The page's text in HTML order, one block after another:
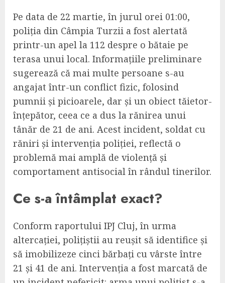
Pe data de 22 martie, în jurul orei 01:00,
poliția din Câmpia Turzii a fost alertată
printr-un apel la 112 despre o bătaie pe
terasa unui local. Informațiile preliminare
sugerează că mai multe persoane s-au
angajat într-un conflict fizic, folosind
pumnii și picioarele, dar și un obiect tăietor-
înțepător, ceea ce a dus la rănirea unui
tânăr de 21 de ani. Acest incident, soldat cu
răniri și intervenția poliției, reflectă o
problemă mai amplă de violență și
comportament antisocial în rândul tinerilor.
Ce s-a întâmplat exact?
Conform raportului IPJ Cluj, în urma
altercației, polițiștii au reușit să identifice și
să imobilizeze cinci bărbați cu vârste între
21 și 41 de ani. Intervenția a fost marcată de